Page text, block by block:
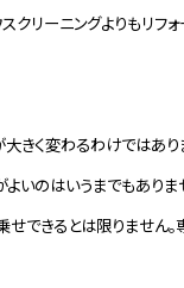
リーニングよりもリフ
きく変わるわけではあり
いのはいうまでもあり
できるとは限りません